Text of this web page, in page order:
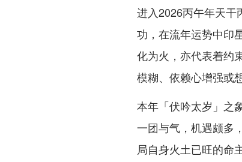
进入2026丙午年天干
功，在流年运势中印
化为火，亦代表着约
模糊、依赖心增强或
本年「伏吟太岁」之
一团与气，机遇颇多
局自身火土已旺的命